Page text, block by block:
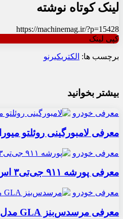
لینک کوتاه نوشته
https://machinemag.ir/?p=15428
کپی لینک
برچسب ها: الکتریکیرنو
بیشتر بخوانید
معرفی خودرو
معرفی لامبورگینی روئلتو میورا ۶۰ هومج ۲۰۲۶: پرچم‌دار هیبریدی
معرفی خودرو
معرفی پورشه ۹۱۱ جی‌تی۳ اس‌سی ۲۰۲۷: با سقف کاملاً برقی
معرفی خودرو
معرفی مرسدس‌بنز GLA مدل ۲۰۲۷: تحول دیجیتال